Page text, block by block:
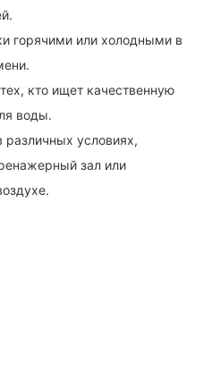
горячими или холодными в
кто ищет качественную
воды.
различных условиях,
зал или